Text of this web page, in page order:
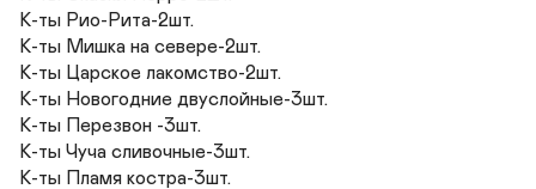
К-ты Рио-Рита-2шт.
К-ты Мишка на севере-2шт.
К-ты Царское лакомство-2шт.
К-ты Новогодние двуслойные-3шт.
К-ты Перезвон -3шт.
К-ты Чуча сливочные-3шт.
К-ты Пламя костра-3шт.